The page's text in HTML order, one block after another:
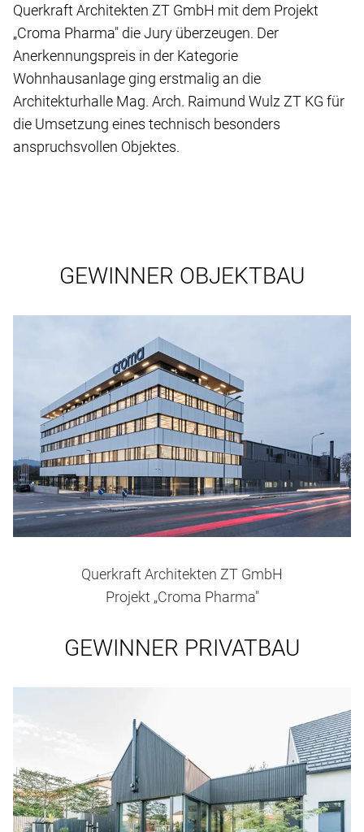
Querkraft Architekten ZT GmbH mit dem Projekt
„Croma Pharma" die Jury überzeugen. Der
Anerkennungspreis in der Kategorie
Wohnhausanlage ging erstmalig an die
Architekturhalle Mag. Arch. Raimund Wulz ZT KG für
die Umsetzung eines technisch besonders
anspruchsvollen Objektes.
GEWINNER OBJEKTBAU
Querkraft Architekten ZT GmbH
Projekt „Croma Pharma"
GEWINNER PRIVATBAU